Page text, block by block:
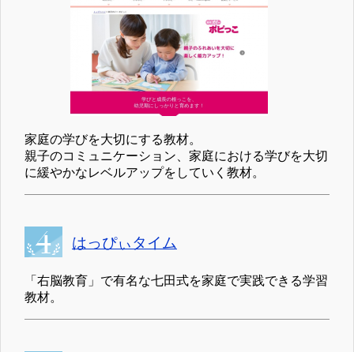
家庭の学びを大切にする教材。
親子のコミュニケーション、家庭における学びを大切
に緩やかなレベルアップをしていく教材。
はっぴぃタイム
「右脳教育」で有名な七田式を家庭で実践できる学習
教材。